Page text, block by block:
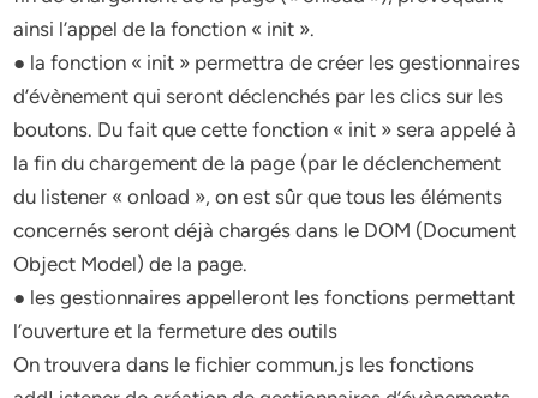
ainsi l’appel de la fonction « init ».
● la fonction « init » permettra de créer les gestionnaires
d’évènement qui seront déclenchés par les clics sur les
boutons. Du fait que cette fonction « init » sera appelé à
la fin du chargement de la page (par le déclenchement
du listener « onload », on est sûr que tous les éléments
concernés seront déjà chargés dans le DOM (Document
Object Model) de la page.
● les gestionnaires appelleront les fonctions permettant
l’ouverture et la fermeture des outils
On trouvera dans le fichier commun.js les fonctions